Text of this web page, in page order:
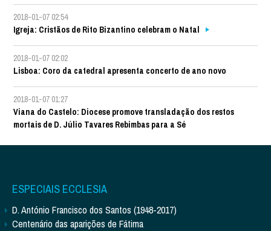
2018-01-07 02:54
Igreja: Cristãos de Rito Bizantino celebram o Natal
2018-01-07 02:02
Lisboa: Coro da catedral apresenta concerto de ano novo
2018-01-07 01:27
Viana do Castelo: Diocese promove transladação dos restos
mortais de D. Júlio Tavares Rebimbas para a Sé
ESPECIAIS ECCLESIA
D. António Francisco dos Santos (1948-2017)
Centenário das aparições de Fátima